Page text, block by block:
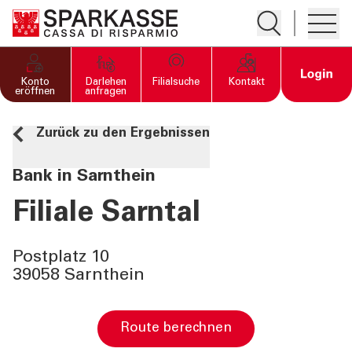
Suche öffnen
PRIVATKUNDEN UND
FAMILIEN
GESCHÄFTSKUNDEN
DIENSTLEISTUNGEN
PRIVATKUNDEN
DIENSTLEISTUNGEN
GESCHÄFTSKUNDEN
MEHR ALS BANK
Konto
eröffnen
Darlehen
anfragen
Filialsuche Kontakt Open
Zurück zu den Ergebnissen
Bank in Sarnthein
Filiale Sarntal
Postplatz 10
39058 Sarnthein
Route berechnen